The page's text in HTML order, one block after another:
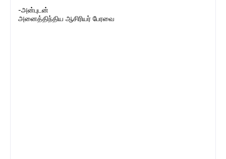
-அன்புடன்
அனைத்திந்திய ஆசிரியர் பேரவை